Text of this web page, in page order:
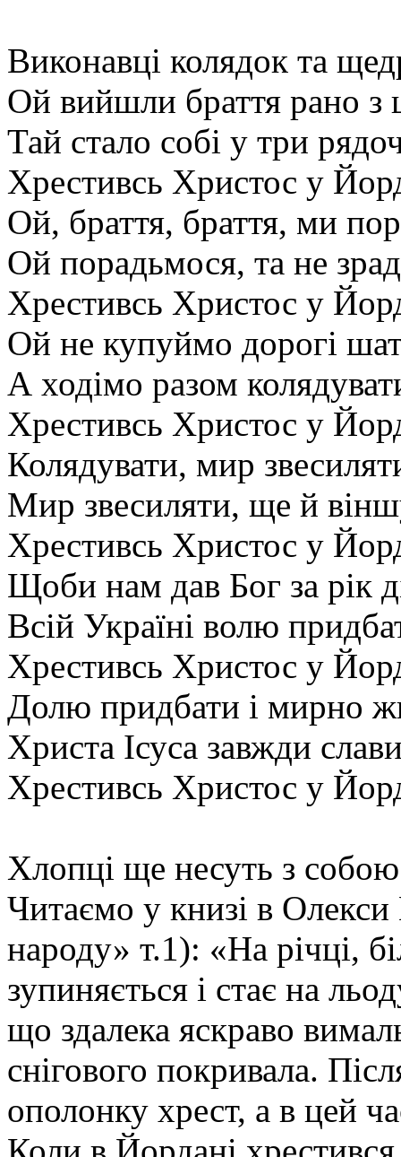
Виконавці колядок та
Ой вийшли браття рано з
Тай стало собі у три
Хрестивсь Христос у
Ой, браття, браття, ми
Ой порадьмося, та не
Хрестивсь Христос у
Ой не купуймо дорогі
А ходімо разом
Хрестивсь Христос у
Колядувати, мир
Мир звесиляти, ще й
Хрестивсь Христос у
Щоби нам дав Бог за рік
Всій Україні волю
Хрестивсь Христос у
Долю придбати і мирно
Христа Ісуса завжди
Хрестивсь Христос у
Хлопці ще несуть з
Читаємо у книзі в Олекси
народу» т.1): «На річці,
зупиняється і стає на
що здалека яскраво
снігового покривала.
ополонку хрест, а в цей